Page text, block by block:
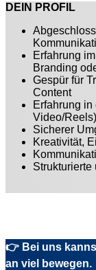
DEIN PROFIL
Erfahrung
Branding
Gespür für
Content
Erfahrung
Video/Reels)
Sicherer
Kreativität,
👉 Bei uns
an viel bewegen.